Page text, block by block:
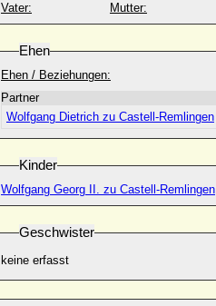
Vater: Mutter:
Ehen
Ehen / Beziehungen:
Partner
Wolfgang Dietrich zu Castell-Remlingen
Kinder
Wolfgang Georg II. zu Castell-Remlingen
Geschwister
keine erfasst